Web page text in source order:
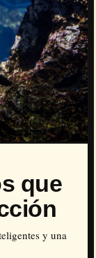
que
y una